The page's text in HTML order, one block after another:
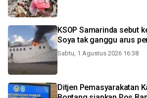
KSOP Samarinda sebut
Soya tak ganggu arus
Sabtu, 1 Agustus 2026 16:38
Ditjen Pemasyarakatan